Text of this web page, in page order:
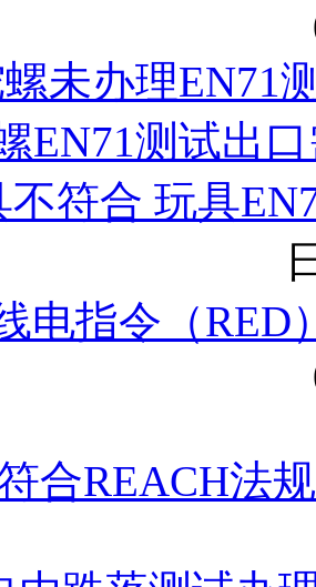
未办理EN71
EN71测试出
符合 玩具
电指令（RED
合REACH法